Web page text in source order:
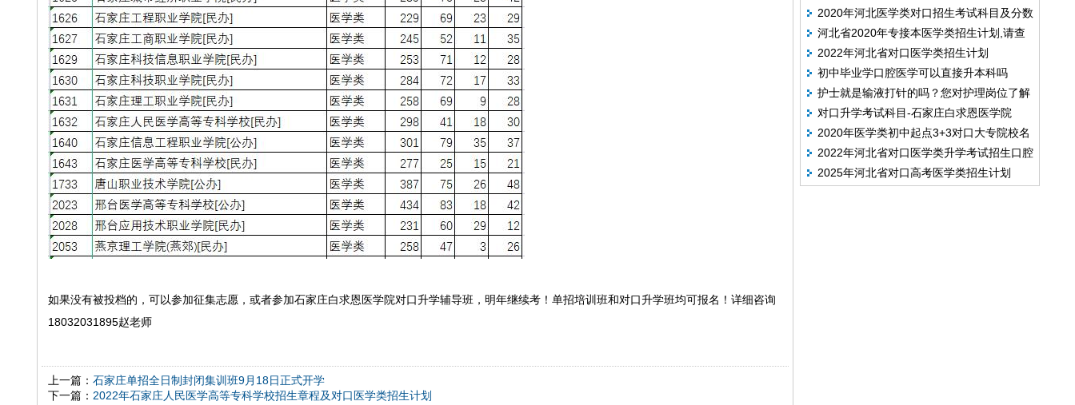
如果没有被投档的，可以参加征集志愿，或者参加石家庄白求恩医学院对口升学辅导班，明年继续考！单招培训班和对口升学班均可报名！详细咨询
18032031895赵老师
上一篇： 石家庄单招全日制封闭集训班9月18日正式开学
下一篇： 2022年石家庄人民医学高等专科学校招生章程及对口医学类招生计划
医学院
2020年河北医学类对口招生考试科目及分数
占比
河北省2020年专接本医学类招生计划,请查
看！
2022年河北省对口医学类招生计划
初中毕业学口腔医学可以直接升本科吗
护士就是输液打针的吗？您对护理岗位了解
吗？
对口升学考试科目-石家庄白求恩医学院
2020年医学类初中起点3+3对口大专院校名
单
2022年河北省对口医学类升学考试招生口腔
医学专业的院校名单
2025年河北省对口高考医学类招生计划